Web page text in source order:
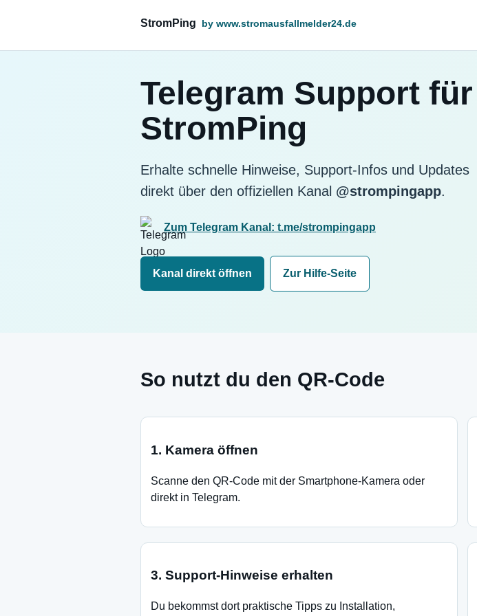
StromPing by www.stromausfallmelder24.de
Telegram Support für
StromPing
Erhalte schnelle Hinweise, Support-Infos und Updates
direkt über den offiziellen Kanal @strompingapp.
Zum Telegram Kanal: t.me/strompingapp
Kanal direkt öffnen Zur Hilfe-Seite
So nutzt du den QR-Code
1. Kamera öffnen
Scanne den QR-Code mit der Smartphone-Kamera oder
direkt in Telegram.
3. Support-Hinweise erhalten
Du bekommst dort praktische Tipps zu Installation,